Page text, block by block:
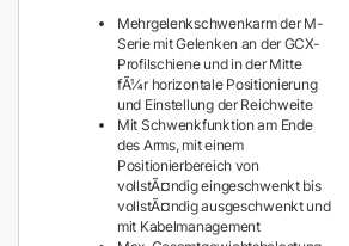
Mehrgelenkschwenkarm der M-
Serie mit Gelenken an der GCX-
Profilschiene und in der Mitte
fÃ¼r horizontale Positionierung
und Einstellung der Reichweite
Mit Schwenkfunktion am Ende
des Arms, mit einem
Positionierbereich von
vollstÃ¤ndig eingeschwenkt bis
vollstÃ¤ndig ausgeschwenkt und
mit Kabelmanagement